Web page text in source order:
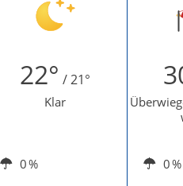
22° / 21°
Klar
0 % 0 %
in 3h